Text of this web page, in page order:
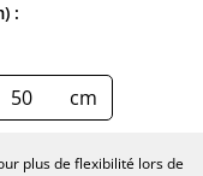
:
cm
plus de flexibilité lors de